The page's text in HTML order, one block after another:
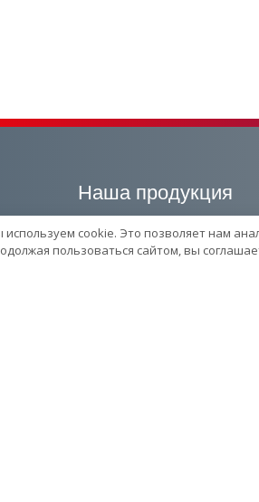
Наша продукция
Генераторные установки
cookie. Это позволяет нам
пользоваться сайтом, вы